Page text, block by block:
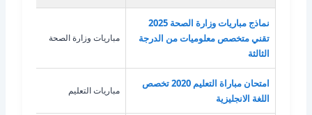
نماذج مباريات وزارة الصحة 2025
تقني متخصص معلوميات من الدرجة
الثالثة
مباريات وزارة الصحة
امتحان مباراة التعليم 2020 تخصص
اللغة الانجليزية
مباريات التعليم